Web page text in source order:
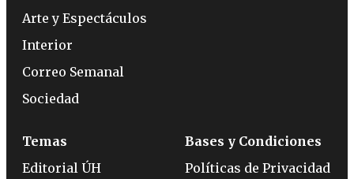
Arte y Espectáculos
Interior
Correo Semanal
Sociedad
Temas
Editorial ÚH
Bases y Condiciones
Políticas de Privacidad